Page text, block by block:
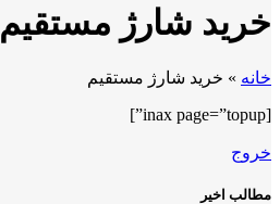
خرید شارژ مستقیم
خانه » خرید شارژ مستقیم
[inax page=”topup”]
خروج
مطالب اخیر